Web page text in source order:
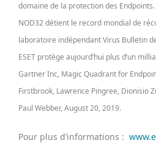
domaine de la protection des Endpoints.
NOD32 détient le record mondial de
laboratoire indépendant Virus Bulletin
ESET protège aujourd’hui plus d’un
Gartner Inc, Magic Quadrant for
Firstbrook, Lawrence Pingree, Dionisio
Paul Webber, August 20, 2019.
Pour plus d’informations :